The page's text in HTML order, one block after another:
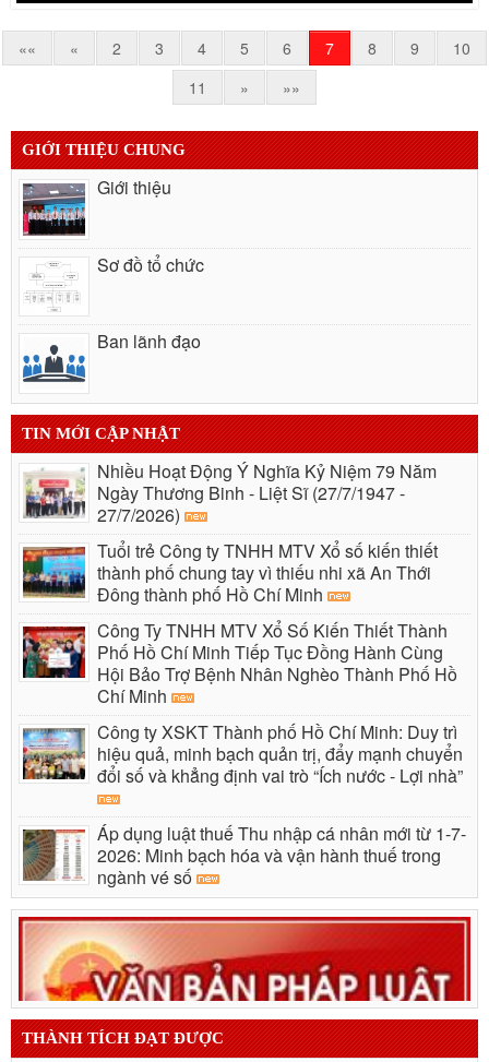
«« « 2 3 4 5 6 7 8 9
10
11
» »»
GIỚI THIỆU CHUNG
Giới thiệu
Sơ đồ tổ chức
Ban lãnh đạo
TIN MỚI CẬP NHẬT
Nhiều Hoạt Động Ý Nghĩa Kỷ Niệm 79 Năm
Ngày Thương Binh - Liệt Sĩ (27/7/1947 -
27/7/2026)
Tuổi trẻ Công ty TNHH MTV Xổ số kiến thiết
thành phố chung tay vì thiếu nhi xã An Thới
Đông thành phố Hồ Chí Minh
Công Ty TNHH MTV Xổ Số Kiến Thiết Thành
Phố Hồ Chí Minh Tiếp Tục Đồng Hành Cùng
Hội Bảo Trợ Bệnh Nhân Nghèo Thành Phố Hồ
Chí Minh
Công ty XSKT Thành phố Hồ Chí Minh: Duy trì
hiệu quả, minh bạch quản trị, đẩy mạnh chuyển
đổi số và khẳng định vai trò “Ích nước - Lợi nhà”
Áp dụng luật thuế Thu nhập cá nhân mới từ 1-7-
2026: Minh bạch hóa và vận hành thuế trong
ngành vé số
THÀNH TÍCH ĐẠT ĐƯỢC